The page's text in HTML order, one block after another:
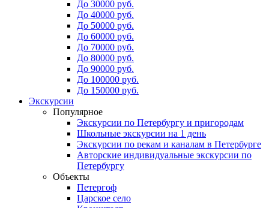
До 30000 руб.
До 40000 руб.
До 50000 руб.
До 60000 руб.
До 70000 руб.
До 80000 руб.
До 90000 руб.
До 100000 руб.
До 150000 руб.
Экскурсии
Популярное
Экскурсии по Петербургу и пригородам
Школьные экскурсии на 1 день
Экскурсии по рекам и каналам в Петербурге
Авторские индивидуальные экскурсии по
Петербургу
Объекты
Петергоф
Царское село